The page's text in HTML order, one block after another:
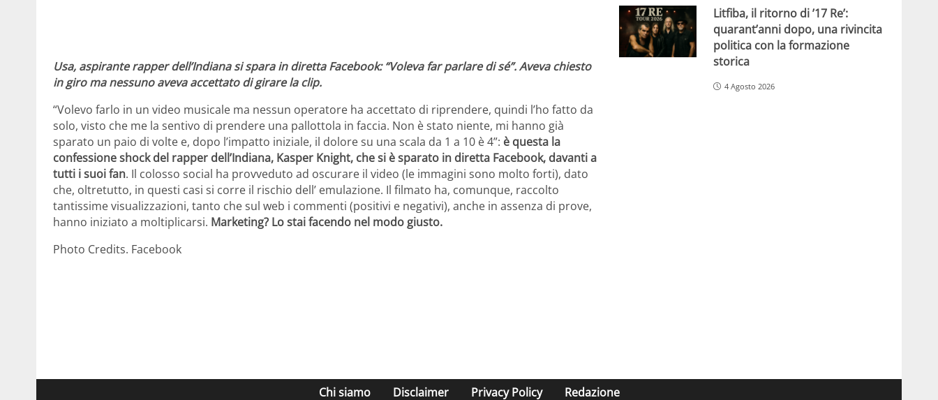
Usa, aspirante rapper dell’Indiana si spara in diretta Facebook: “Voleva far parlare di sé”. Aveva chiesto
in giro ma nessuno aveva accettato di girare la clip.
“Volevo farlo in un video musicale ma nessun operatore ha accettato di riprendere, quindi l’ho fatto da
solo, visto che me la sentivo di prendere una pallottola in faccia. Non è stato niente, mi hanno già
sparato un paio di volte e, dopo l’impatto iniziale, il dolore su una scala da 1 a 10 è 4”: è questa la
confessione shock del rapper dell’Indiana, Kasper Knight, che si è sparato in diretta Facebook, davanti a
tutti i suoi fan. Il colosso social ha provveduto ad oscurare il video (le immagini sono molto forti), dato
che, oltretutto, in questi casi si corre il rischio dell’ emulazione. Il filmato ha, comunque, raccolto
tantissime visualizzazioni, tanto che sul web i commenti (positivi e negativi), anche in assenza di prove,
hanno iniziato a moltiplicarsi. Marketing? Lo stai facendo nel modo giusto.
Photo Credits. Facebook
Litfiba, il ritorno di ’17 Re’:
quarant’anni dopo, una rivincita
politica con la formazione
storica
4 Agosto 2026
Chi siamo Disclaimer Privacy Policy Redazione